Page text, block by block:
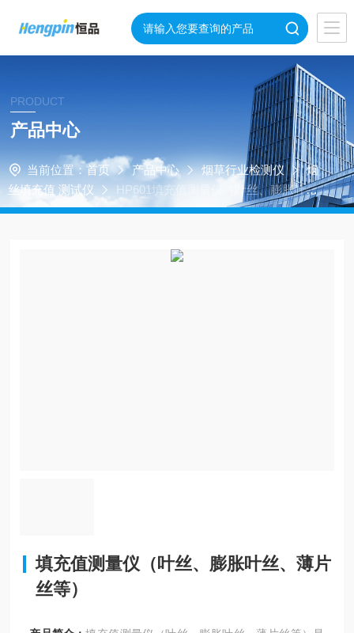
PRODUCT
产品中心
当前位置： 首页 产品中心 烟草行业检测仪
烟
丝填充值 测试仪
HP601填充值测量仪（叶丝、膨胀叶
丝、薄片丝等）
填充值测量仪（叶丝、膨胀叶丝、薄片
丝等）